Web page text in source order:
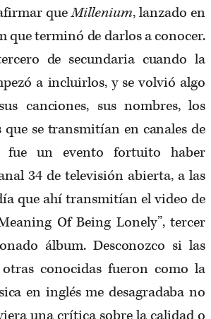
queMillenium, lanzado en
que terminó de darlos a conocer.
de secundaria cuando la
a incluirlos, y se volvió algo
canciones, sus nombres, los
que se transmitían en canales de
fue un evento fortuito haber
34 de televisión abierta, a las
que ahí transmitían el video de
Of Being Lonely”, tercer
álbum. Desconozco si las
conocidas fueron como la
en inglés me desagradaba no